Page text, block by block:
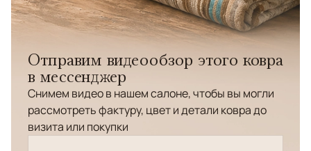
Отправим видеообзор этого ковра
в мессенджер
Снимем видео в нашем салоне, чтобы вы могли
рассмотреть фактуру, цвет и детали ковра до
визита или покупки